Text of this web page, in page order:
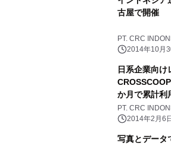
古屋で開催
PT. CRC
2014年10月
日系企業向け
か月で累計利
PT. CRC
2014年2月6
写真とデータ